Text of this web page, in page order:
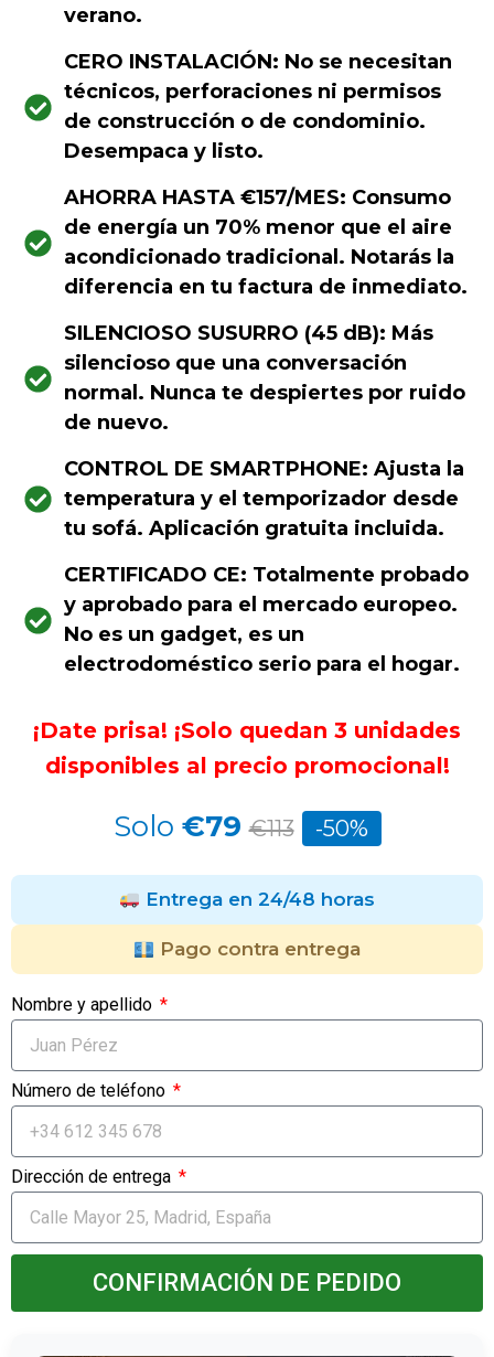
verano.
CERO INSTALACIÓN: No se necesitan
técnicos, perforaciones ni permisos
de construcción o de condominio.
Desempaca y listo.
AHORRA HASTA €157/MES: Consumo
de energía un 70% menor que el aire
acondicionado tradicional. Notarás la
diferencia en tu factura de inmediato.
SILENCIOSO SUSURRO (45 dB): Más
silencioso que una conversación
normal. Nunca te despiertes por ruido
de nuevo.
CONTROL DE SMARTPHONE: Ajusta la
temperatura y el temporizador desde
tu sofá. Aplicación gratuita incluida.
CERTIFICADO CE: Totalmente probado
y aprobado para el mercado europeo.
No es un gadget, es un
electrodoméstico serio para el hogar.
¡Date prisa! ¡Solo quedan 3 unidades
disponibles al precio promocional!
Solo €79 €113 -50%
Entrega en 24/48 horas
Pago contra entrega
Nombre y apellido
Número de teléfono
Dirección de entrega
CONFIRMACIÓN DE PEDIDO